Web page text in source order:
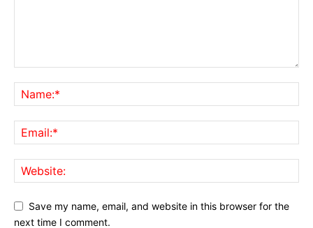
Save my name, email, and website in this browser for the
next time I comment.